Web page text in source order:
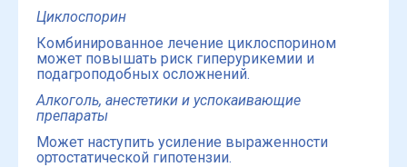
Циклоспорин
Комбинированное лечение циклоспорином
может повышать риск гиперурикемии и
подагроподобных осложнений.
Алкоголь, анестетики и успокаивающие
препараты
Moжет наступить усиление выраженности
ортостатической гипотензии.